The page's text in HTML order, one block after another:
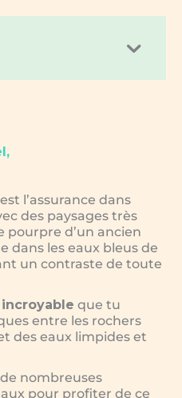
l’assurance dans
des paysages très
pourpre d’un ancien
dans les eaux bleus de
un contraste de toute
que tu
entre les rochers
des eaux limpides et
nombreuses
pour profiter de ce